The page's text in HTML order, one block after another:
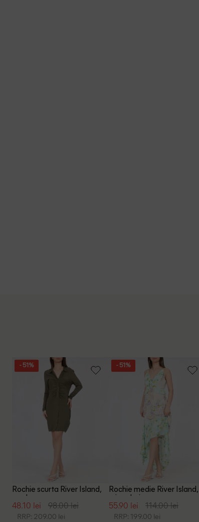
- 51%
Rochie scurta River Island,
verde
48.10 lei 98.00 lei
RRP: 209.00 lei
- 51%
Rochie medie River Island,
mix culori
55.90 lei 114.00 lei
RRP: 199.00 lei